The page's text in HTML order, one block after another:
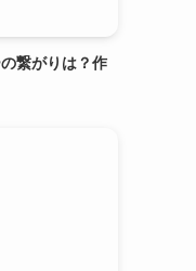
繋がりは？作